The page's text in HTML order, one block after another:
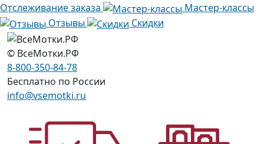
Отслеживание заказа
Мастер-классы
Отзывы
Скидки
© ВсеМотки.РФ
8-800-350-84-78
Бесплатно по России
info@vsemotki.ru